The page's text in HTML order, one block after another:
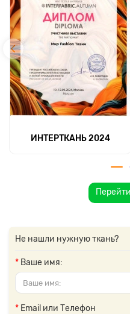
ИНТЕРТКАНЬ 2024
Не нашли нужную ткань?
Ваше имя:
Email или Телефон